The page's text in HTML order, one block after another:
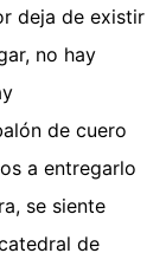
deja de existir
no hay
de cuero
a entregarlo
se siente
de